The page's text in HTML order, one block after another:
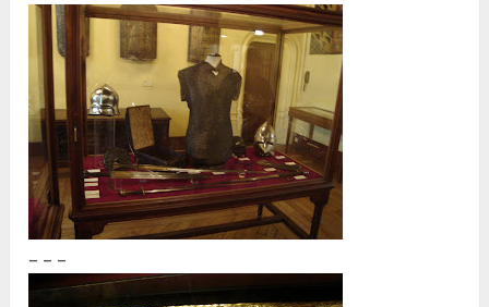
– – –